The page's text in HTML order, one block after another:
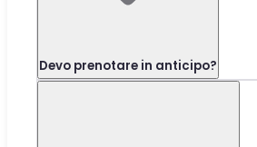
Devo prenotare in anticipo?